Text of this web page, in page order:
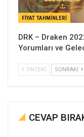
FIYAT TAHMINLERI
DRK – Draken
Yorumları ve
ÖNCEKI SONRAKI
CEVAP